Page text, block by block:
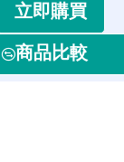
立即購買
商品比較